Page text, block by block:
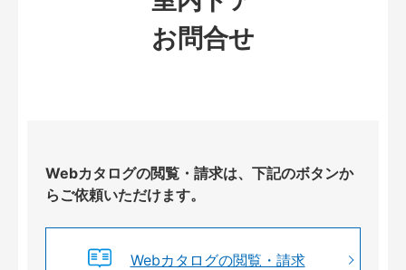
お問合せ
Webカタログの閲覧・請求は、下記のボタンか
らご依頼いただけます。
Webカタログの閲覧・請求